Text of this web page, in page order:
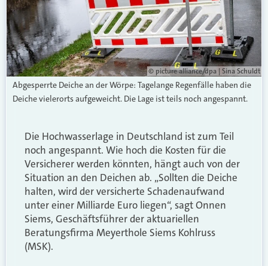
© picture alliance/dpa | Sina Schuldt
Abgesperrte Deiche an der Wörpe: Tagelange Regenfälle haben die
Deiche vielerorts aufgeweicht. Die Lage ist teils noch angespannt.
Die Hochwasserlage in Deutschland ist zum Teil
noch angespannt. Wie hoch die Kosten für die
Versicherer werden könnten, hängt auch von der
Situation an den Deichen ab. „Sollten die Deiche
halten, wird der versicherte Schadenaufwand
unter einer Milliarde Euro liegen“, sagt Onnen
Siems, Geschäftsführer der aktuariellen
Beratungsfirma Meyerthole Siems Kohlruss
(MSK).